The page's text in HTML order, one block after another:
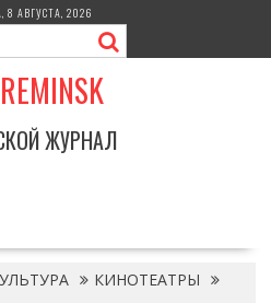
8 АВГУСТА, 2026
ЖУРНАЛ
КИНОТЕАТРЫ